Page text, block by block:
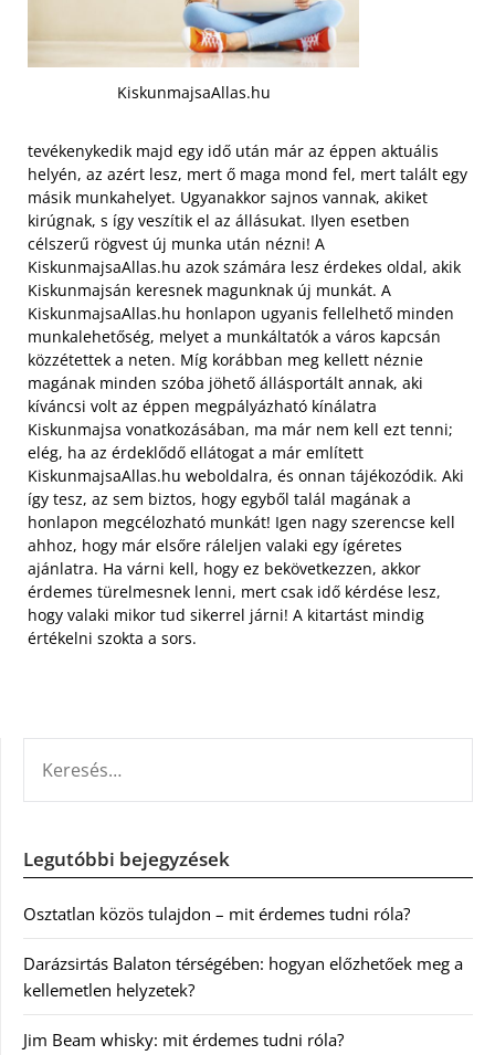
KiskunmajsaAllas.hu
tevékenykedik majd egy idő után már az éppen aktuális
helyén, az azért lesz, mert ő maga mond fel, mert talált egy
másik munkahelyet. Ugyanakkor sajnos vannak, akiket
kirúgnak, s így veszítik el az állásukat. Ilyen esetben
célszerű rögvest új munka után nézni! A
KiskunmajsaAllas.hu azok számára lesz érdekes oldal, akik
Kiskunmajsán keresnek magunknak új munkát. A
KiskunmajsaAllas.hu honlapon ugyanis fellelhető minden
munkalehetőség, melyet a munkáltatók a város kapcsán
közzétettek a neten. Míg korábban meg kellett néznie
magának minden szóba jöhető állásportált annak, aki
kíváncsi volt az éppen megpályázható kínálatra
Kiskunmajsa vonatkozásában, ma már nem kell ezt tenni;
elég, ha az érdeklődő ellátogat a már említett
KiskunmajsaAllas.hu weboldalra, és onnan tájékozódik. Aki
így tesz, az sem biztos, hogy egyből talál magának a
honlapon megcélozható munkát! Igen nagy szerencse kell
ahhoz, hogy már elsőre ráleljen valaki egy ígéretes
ajánlatra. Ha várni kell, hogy ez bekövetkezzen, akkor
érdemes türelmesnek lenni, mert csak idő kérdése lesz,
hogy valaki mikor tud sikerrel járni! A kitartást mindig
értékelni szokta a sors.
Legutóbbi bejegyzések
Osztatlan közös tulajdon – mit érdemes tudni róla?
Darázsirtás Balaton térségében: hogyan előzhetőek meg a
kellemetlen helyzetek?
Jim Beam whisky: mit érdemes tudni róla?